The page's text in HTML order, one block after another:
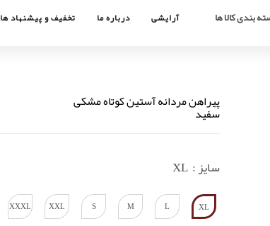
بندی کالا ها آرایشی درباره ما تخفیف و پیشنهاد ها
پیراهن مردانه آستین کوتاه مشکی
سفید
سایز : XL
XL
L
M
S
XXL
XXXL